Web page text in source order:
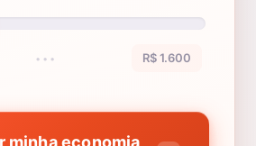
••• R$ 1.600
minha economia